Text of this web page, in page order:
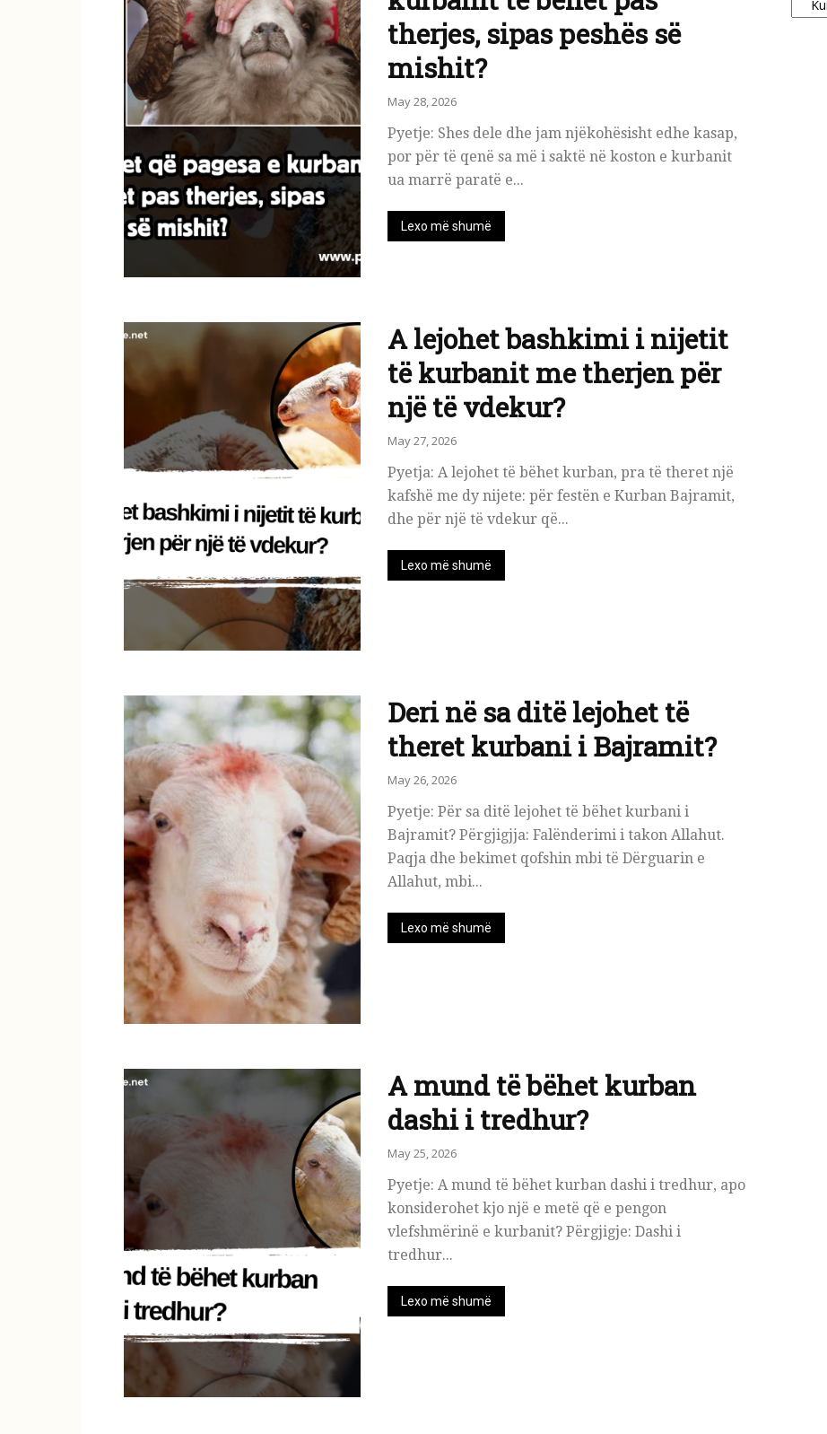
therjes, sipas peshës së
mishit?
May 28, 2026
Pyetje: Shes dele dhe jam njëkohësisht edhe kasap,
por për të qenë sa më i saktë në koston e kurbanit
ua marrë paratë e...
Lexo më shumë
A lejohet bashkimi i nijetit
të kurbanit me therjen për
një të vdekur?
May 27, 2026
Pyetja: A lejohet të bëhet kurban, pra të theret një
kafshë me dy nijete: për festën e Kurban Bajramit,
dhe për një të vdekur që...
Lexo më shumë
Deri në sa ditë lejohet të
theret kurbani i Bajramit?
May 26, 2026
Pyetje: Për sa ditë lejohet të bëhet kurbani i
Bajramit? Përgjigjja: Falënderimi i takon Allahut.
Paqja dhe bekimet qofshin mbi të Dërguarin e
Allahut, mbi...
Lexo më shumë
A mund të bëhet kurban
dashi i tredhur?
May 25, 2026
Pyetje: A mund të bëhet kurban dashi i tredhur, apo
konsiderohet kjo një e metë që e pengon
vlefshmërinë e kurbanit? Përgjigje: Dashi i
tredhur...
Lexo më shumë